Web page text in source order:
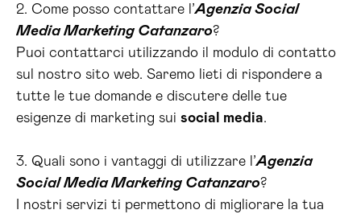
2. Come posso contattare l’Agenzia Social
Media Marketing Catanzaro?
Puoi contattarci utilizzando il modulo di contatto
sul nostro sito web. Saremo lieti di rispondere a
tutte le tue domande e discutere delle tue
esigenze di marketing sui social media.
3. Quali sono i vantaggi di utilizzare l’Agenzia
Social Media Marketing Catanzaro?
I nostri servizi ti permettono di migliorare la tua